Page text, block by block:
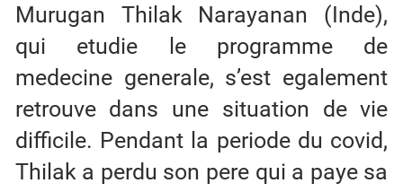
Murugan Thilak Narayanan (Inde),
qui etudie le programme de
medecine generale, s’est egalement
retrouve dans une situation de vie
difficile. Pendant la periode du covid,
Thilak a perdu son pere qui a paye sa